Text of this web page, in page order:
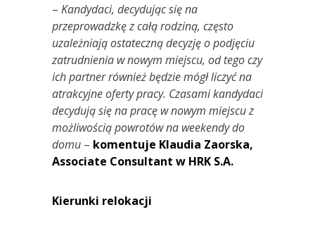
– Kandydaci, decydując się na
przeprowadzkę z całą rodziną, często
uzależniają ostateczną decyzję o podjęciu
zatrudnienia w nowym miejscu, od tego czy
ich partner również będzie mógł liczyć na
atrakcyjne oferty pracy. Czasami kandydaci
decydują się na pracę w nowym miejscu z
możliwością powrotów na weekendy do
domu – komentuje Klaudia Zaorska,
Associate Consultant w HRK S.A.
Kierunki relokacji